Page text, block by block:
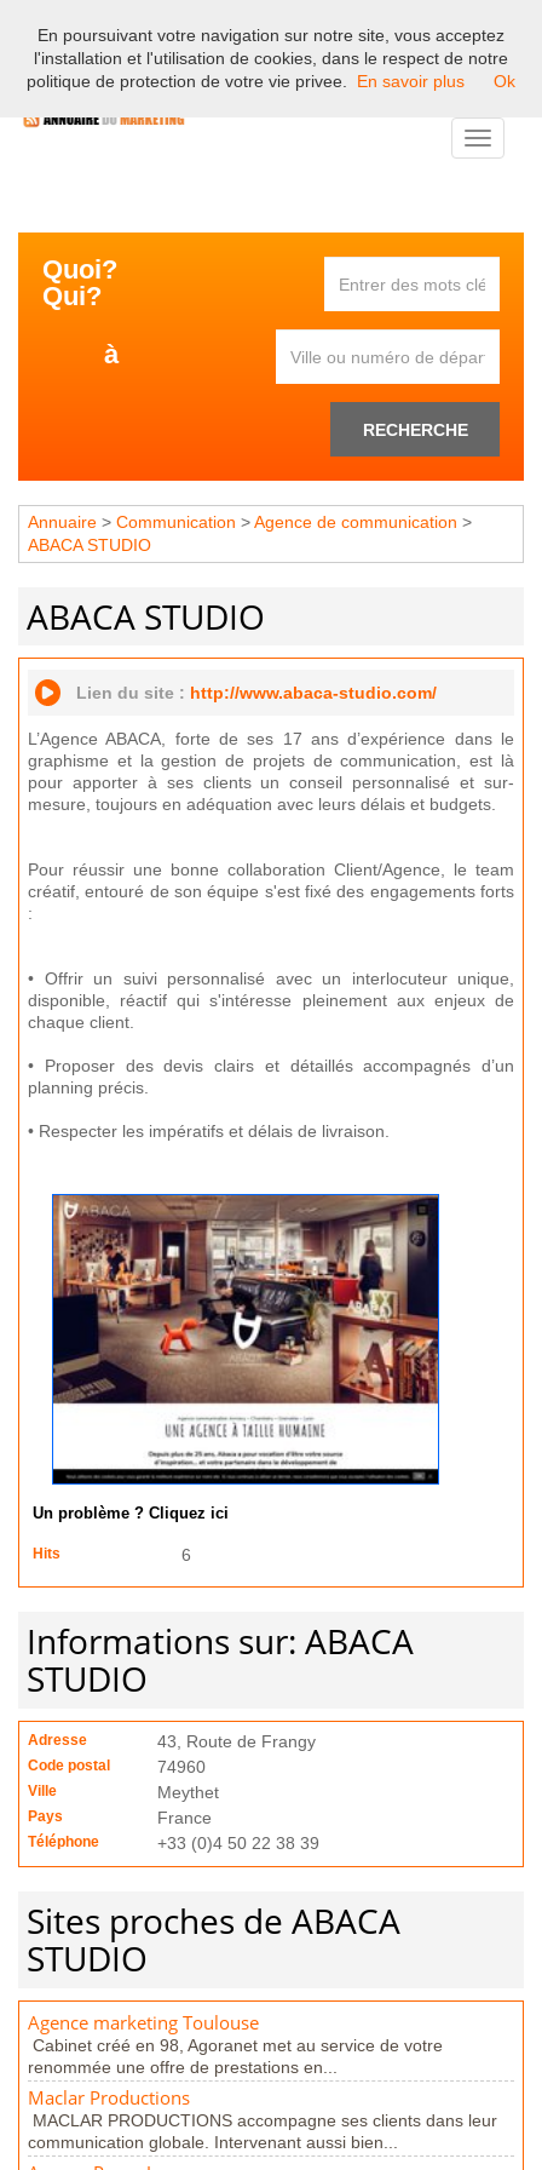
Bienvenue sur l'annuaire professionnel du marketing et de la
communication en France.
Toggle
Quoi?
Qui?
à
RECHERCHE
Annuaire > Communication >Agence de communication >
ABACA STUDIO
ABACA STUDIO
Lien du site : http://www.abaca-studio.com/
L’Agence ABACA, forte de ses 17 ans d’expérience dans le
graphisme et la gestion de projets de communication, est là
pour apporter à ses clients un conseil personnalisé et sur-
mesure, toujours en adéquation avec leurs délais et budgets.
Pour réussir une bonne collaboration Client/Agence, le team
créatif, entouré de son équipe s'est fixé des engagements forts
:
• Offrir un suivi personnalisé avec un interlocuteur unique,
disponible, réactif qui s'intéresse pleinement aux enjeux de
chaque client.
• Proposer des devis clairs et détaillés accompagnés d’un
planning précis.
• Respecter les impératifs et délais de livraison.
Un problème ? Cliquez ici
Hits 6
Informations sur: ABACA
STUDIO
Adresse 43, Route de Frangy
Code postal 74960
Ville Meythet
Pays France
Téléphone +33 (0)4 50 22 38 39
Sites proches de ABACA
STUDIO
Agence marketing Toulouse
Cabinet créé en 98, Agoranet met au service de votre
renommée une offre de prestations en...
Maclar Productions
MACLAR PRODUCTIONS accompagne ses clients dans leur
communication globale. Intervenant aussi bien...
En poursuivant votre navigation sur notre site, vous acceptez
l'installation et l'utilisation de cookies, dans le respect de notre
politique de protection de votre vie privee.
En savoir plus Ok